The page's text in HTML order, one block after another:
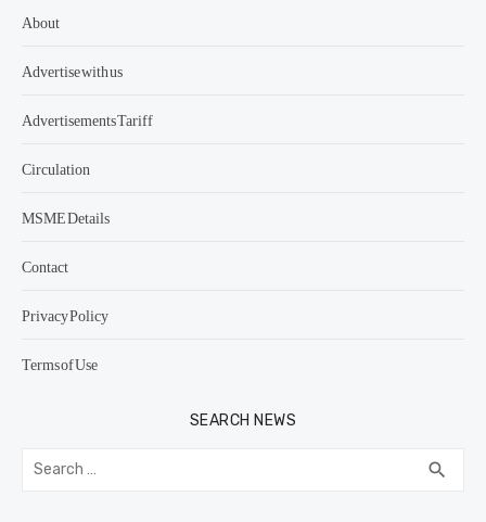
About
Advertise with us
Advertisements Tariff
Circulation
MSME Details
Contact
Privacy Policy
Terms of Use
SEARCH NEWS
Search
for: search